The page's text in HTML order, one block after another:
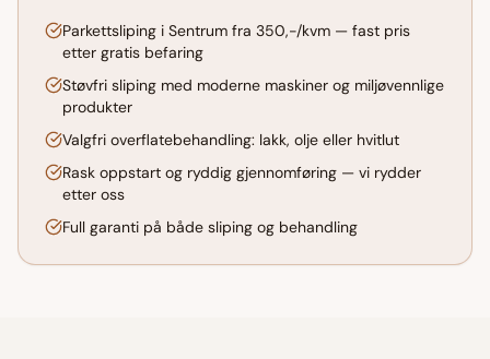
Parkettsliping i Sentrum fra 350,-/kvm — fast pris
etter gratis befaring
Støvfri sliping med moderne maskiner og miljøvennlige
produkter
Valgfri overflatebehandling: lakk, olje eller hvitlut
Rask oppstart og ryddig gjennomføring — vi rydder
etter oss
Full garanti på både sliping og behandling